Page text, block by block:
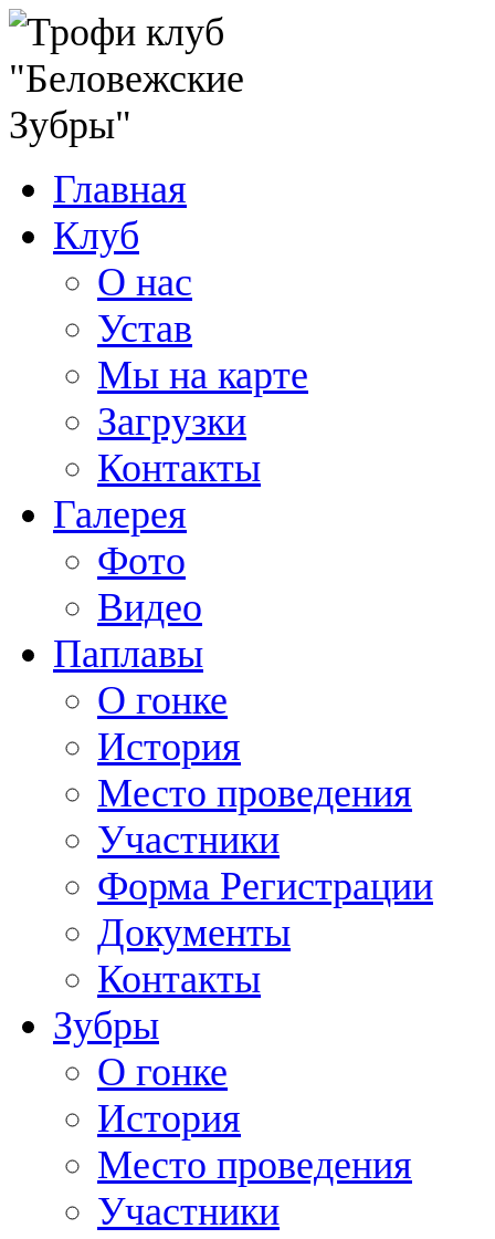
Главная
Клуб
О нас
Устав
Мы на карте
Загрузки
Контакты
Галерея
Фото
Видео
Паплавы
О гонке
История
Место проведения
Участники
Форма Регистрации
Документы
Контакты
Зубры
О гонке
История
Место проведения
Участники